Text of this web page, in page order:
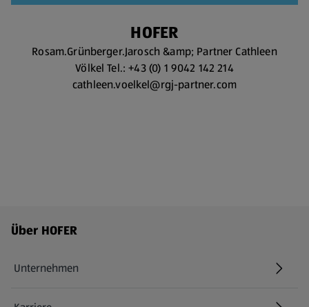
HOFER
Rosam.Grünberger.Jarosch &amp; Partner Cathleen
Völkel Tel.: +43 (0) 1 9042 142 214
cathleen.voelkel@rgj-partner.com
Fußzeilenmenü - weitere Links
Über HOFER
Unternehmen